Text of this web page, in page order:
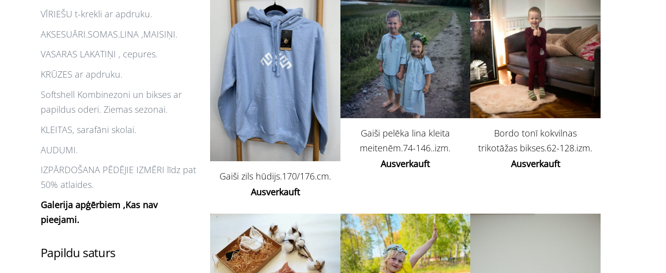
VĪRIEŠU t-krekli ar apdruku.
AKSESUĀRI.SOMAS.LINA ,MAISIŅI.
VASARAS LAKATIŅI , cepures.
KRŪZES ar apdruku.
Softshell Kombinezoni un bikses ar
papildus oderi. Ziemas sezonai.
KLEITAS, sarafāni skolai.
AUDUMI.
IZPĀRDOŠANA PĒDĒJIE IZMĒRI līdz pat
50% atlaides.
Galerija apģērbiem ,Kas nav
pieejami.
Papildu saturs
Gaiši zils hūdijs.170/176.cm.
Ausverkauft
Gaiši pelēka lina kleita
meitenēm.74-146..izm.
Ausverkauft
Bordo tonī kokvilnas
trikotāžas bikses.62-128.izm.
Ausverkauft